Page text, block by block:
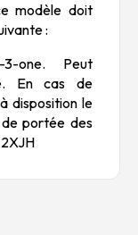
modèle doit
:
3-one. Peut
En cas de
disposition le
de portée des